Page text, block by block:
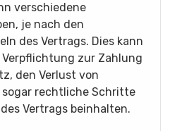
verschiedene
je nach den
des Vertrags. Dies kann
zur Zahlung
den Verlust von
rechtliche Schritte
Vertrags beinhalten.